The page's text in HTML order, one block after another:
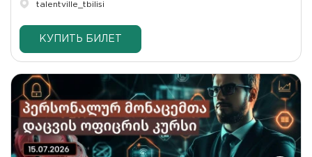
talentville_tbilisi
КУПИТЬ БИЛЕТ